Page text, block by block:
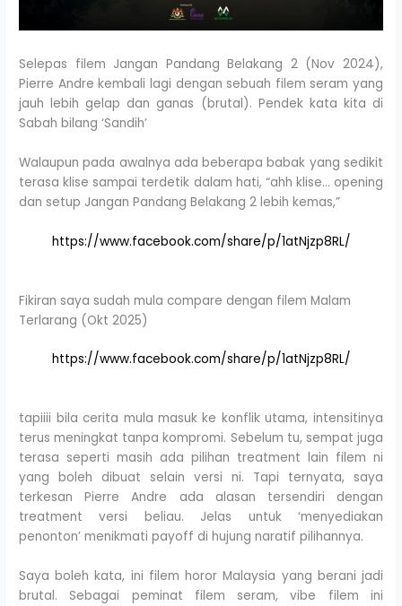
Selepas filem Jangan Pandang Belakang 2 (Nov 2024),
Pierre Andre kembali lagi dengan sebuah filem seram yang
jauh lebih gelap dan ganas (brutal). Pendek kata kita di
Sabah bilang ‘Sandih’
Walaupun pada awalnya ada beberapa babak yang sedikit
terasa klise sampai terdetik dalam hati, “ahh klise… opening
dan setup Jangan Pandang Belakang 2 lebih kemas,”
https://www.facebook.com/share/p/1atNjzp8RL/
Fikiran saya sudah mula compare dengan filem Malam
Terlarang (Okt 2025)
https://www.facebook.com/share/p/1atNjzp8RL/
tapiiii bila cerita mula masuk ke konflik utama, intensitinya
terus meningkat tanpa kompromi. Sebelum tu, sempat juga
terasa seperti masih ada pilihan treatment lain filem ni
yang boleh dibuat selain versi ni. Tapi ternyata, saya
terkesan Pierre Andre ada alasan tersendiri dengan
treatment versi beliau. Jelas untuk ‘menyediakan
penonton’ menikmati payoff di hujung naratif pilihannya.
Saya boleh kata, ini filem horor Malaysia yang berani jadi
brutal. Sebagai peminat filem seram, vibe filem ini